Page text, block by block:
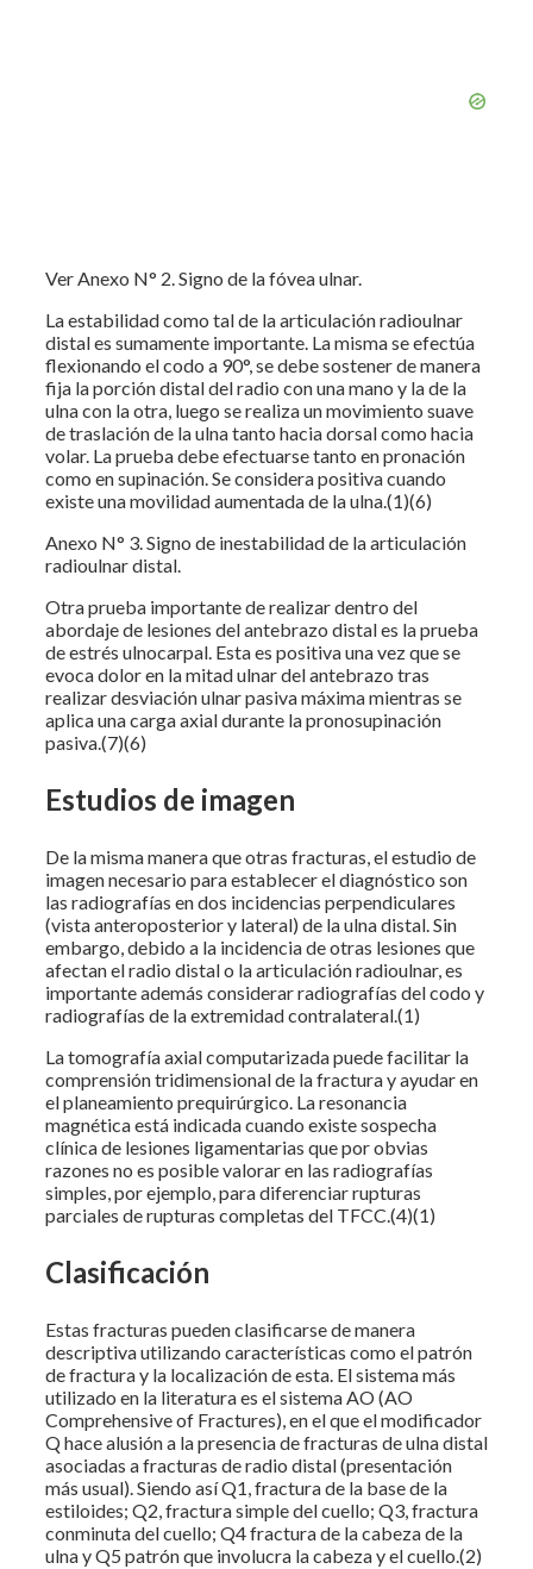
Ver Anexo N° 2. Signo de la fóvea ulnar.
La estabilidad como tal de la articulación radioulnar
distal es sumamente importante. La misma se efectúa
flexionando el codo a 90°, se debe sostener de manera
fija la porción distal del radio con una mano y la de la
ulna con la otra, luego se realiza un movimiento suave
de traslación de la ulna tanto hacia dorsal como hacia
volar. La prueba debe efectuarse tanto en pronación
como en supinación. Se considera positiva cuando
existe una movilidad aumentada de la ulna.(1)(6)
Anexo N° 3. Signo de inestabilidad de la articulación
radioulnar distal.
Otra prueba importante de realizar dentro del
abordaje de lesiones del antebrazo distal es la prueba
de estrés ulnocarpal. Esta es positiva una vez que se
evoca dolor en la mitad ulnar del antebrazo tras
realizar desviación ulnar pasiva máxima mientras se
aplica una carga axial durante la pronosupinación
pasiva.(7)(6)
Estudios de imagen
De la misma manera que otras fracturas, el estudio de
imagen necesario para establecer el diagnóstico son
las radiografías en dos incidencias perpendiculares
(vista anteroposterior y lateral) de la ulna distal. Sin
embargo, debido a la incidencia de otras lesiones que
afectan el radio distal o la articulación radioulnar, es
importante además considerar radiografías del codo y
radiografías de la extremidad contralateral.(1)
La tomografía axial computarizada puede facilitar la
comprensión tridimensional de la fractura y ayudar en
el planeamiento prequirúrgico. La resonancia
magnética está indicada cuando existe sospecha
clínica de lesiones ligamentarias que por obvias
razones no es posible valorar en las radiografías
simples, por ejemplo, para diferenciar rupturas
parciales de rupturas completas del TFCC.(4)(1)
Clasificación
Estas fracturas pueden clasificarse de manera
descriptiva utilizando características como el patrón
de fractura y la localización de esta. El sistema más
utilizado en la literatura es el sistema AO (AO
Comprehensive of Fractures), en el que el modificador
Q hace alusión a la presencia de fracturas de ulna distal
asociadas a fracturas de radio distal (presentación
más usual). Siendo así Q1, fractura de la base de la
estiloides; Q2, fractura simple del cuello; Q3, fractura
conminuta del cuello; Q4 fractura de la cabeza de la
ulna y Q5 patrón que involucra la cabeza y el cuello.(2)